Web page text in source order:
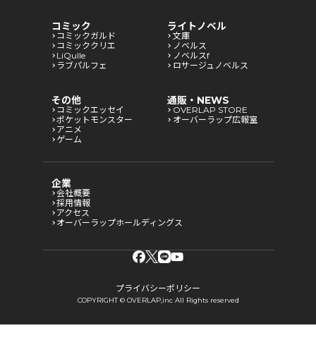
コミック
コミックガルド
コミッククリエ
LiQulle
ラブパルフェ
ライトノベル
文庫
ノベルス
ノベルスf
ロサージュノベルス
その他
コミックエッセイ
ポケットモンスター
アニメ
ゲーム
通販・NEWS
OVERLAP STORE
オーバーラップ広報室
企業
会社概要
採用情報
アクセス
オーバーラップホールディングス
プライバシーポリシー
COPYRIGHT © OVERLAP,inc All Rights reserved